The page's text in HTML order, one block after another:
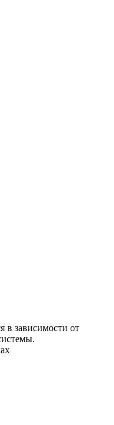
в зависимости от